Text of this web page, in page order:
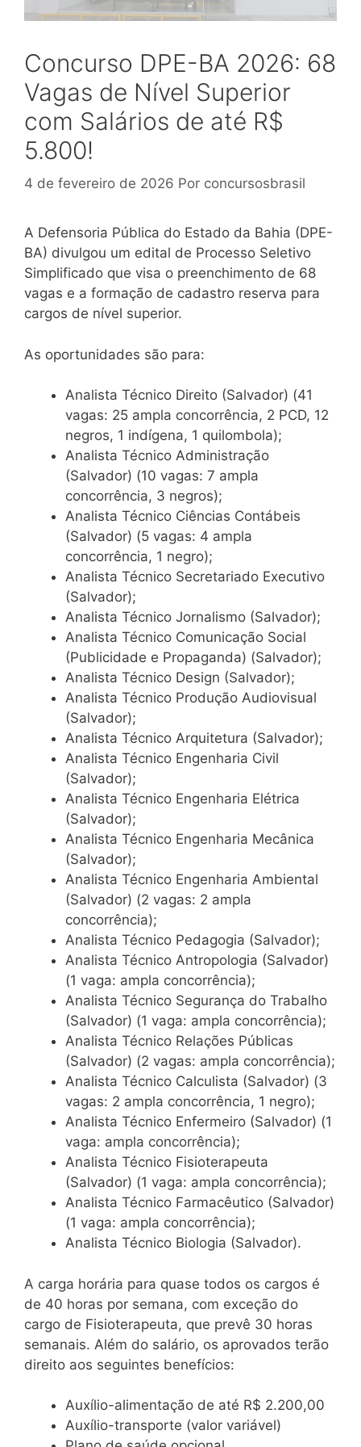
Concurso DPE-BA 2026: 68
Vagas de Nível Superior
com Salários de até R$
5.800!
4 de fevereiro de 2026 Por concursosbrasil
A Defensoria Pública do Estado da Bahia (DPE-
BA) divulgou um edital de Processo Seletivo
Simplificado que visa o preenchimento de 68
vagas e a formação de cadastro reserva para
cargos de nível superior.
As oportunidades são para:
Analista Técnico Direito (Salvador) (41
vagas: 25 ampla concorrência, 2 PCD, 12
negros, 1 indígena, 1 quilombola);
Analista Técnico Administração
(Salvador) (10 vagas: 7 ampla
concorrência, 3 negros);
Analista Técnico Ciências Contábeis
(Salvador) (5 vagas: 4 ampla
concorrência, 1 negro);
Analista Técnico Secretariado Executivo
(Salvador);
Analista Técnico Jornalismo (Salvador);
Analista Técnico Comunicação Social
(Publicidade e Propaganda) (Salvador);
Analista Técnico Design (Salvador);
Analista Técnico Produção Audiovisual
(Salvador);
Analista Técnico Arquitetura (Salvador);
Analista Técnico Engenharia Civil
(Salvador);
Analista Técnico Engenharia Elétrica
(Salvador);
Analista Técnico Engenharia Mecânica
(Salvador);
Analista Técnico Engenharia Ambiental
(Salvador) (2 vagas: 2 ampla
concorrência);
Analista Técnico Pedagogia (Salvador);
Analista Técnico Antropologia (Salvador)
(1 vaga: ampla concorrência);
Analista Técnico Segurança do Trabalho
(Salvador) (1 vaga: ampla concorrência);
Analista Técnico Relações Públicas
(Salvador) (2 vagas: ampla concorrência);
Analista Técnico Calculista (Salvador) (3
vagas: 2 ampla concorrência, 1 negro);
Analista Técnico Enfermeiro (Salvador) (1
vaga: ampla concorrência);
Analista Técnico Fisioterapeuta
(Salvador) (1 vaga: ampla concorrência);
Analista Técnico Farmacêutico (Salvador)
(1 vaga: ampla concorrência);
Analista Técnico Biologia (Salvador).
A carga horária para quase todos os cargos é
de 40 horas por semana, com exceção do
cargo de Fisioterapeuta, que prevê 30 horas
semanais. Além do salário, os aprovados terão
direito aos seguintes benefícios:
Auxílio-alimentação de até R$ 2.200,00
Auxílio-transporte (valor variável)